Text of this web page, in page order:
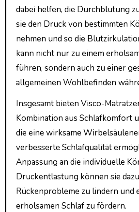
dabei helfen, die Durchblutung
sie den Druck von bestimmten
nehmen und so die
kann nicht nur zu einem
führen, sondern auch zu einer
allgemeinen Wohlbefinden
Insgesamt bieten Visco-
Kombination aus Schlafkomfort
die eine wirksame
verbesserte Schlafqualität
Anpassung an die individuelle
Druckentlastung können sie
Rückenprobleme zu lindern und
erholsamen Schlaf zu fördern.